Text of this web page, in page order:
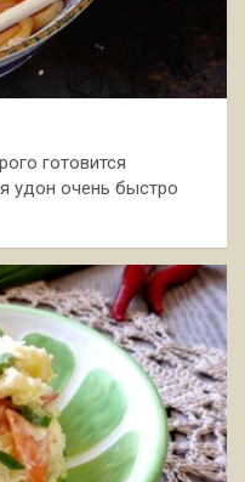
готовится
удон очень быстро